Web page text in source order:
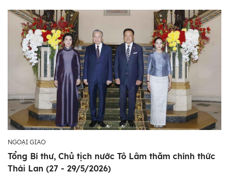
NGOẠI GIAO
Tổng Bí thư, Chủ tịch nước Tô Lâm thăm chính thức
Thái Lan (27 - 29/5/2026)